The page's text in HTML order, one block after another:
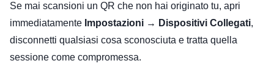
Se mai scansioni un QR che non hai originato tu, apri
immediatamente Impostazioni → Dispositivi Collegati,
disconnetti qualsiasi cosa sconosciuta e tratta quella
sessione come compromessa.